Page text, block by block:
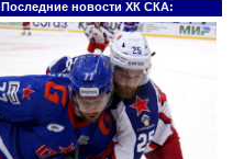
Последние новости ХК СКА: